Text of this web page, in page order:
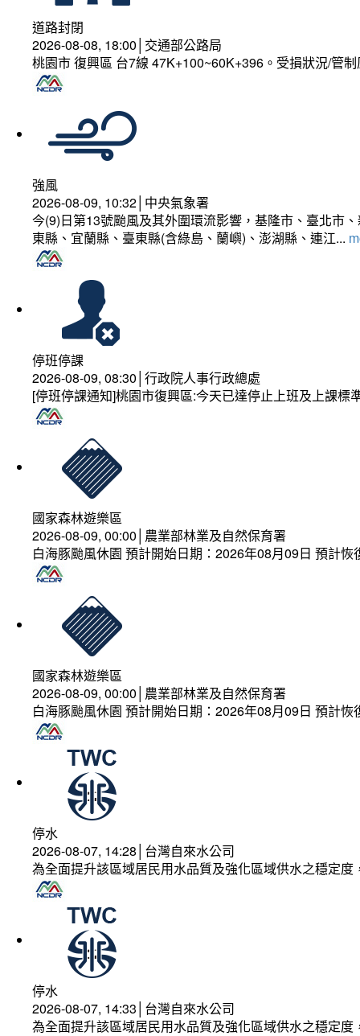
道路封閉
2026-08-08, 18:00│交通部公路局
桃園市 復興區 台7線 47K+100~60K+396。受損狀況/管
強風
2026-08-09, 10:32│中央氣象署
今(9)日第13號颱風及其外圍環流影響，基隆市、臺北市
東縣、宜蘭縣、臺東縣(含綠島、蘭嶼)、澎湖縣、連江...
停班停課
2026-08-09, 08:30│行政院人事行政總處
[停班停課通知]桃園市復興區:今天已達停止上班及上課
國家森林遊樂區
2026-08-09, 00:00│農業部林業及自然保育署
白海豚颱風休園 預計開始日期：2026年08月09日 預計
國家森林遊樂區
2026-08-09, 00:00│農業部林業及自然保育署
白海豚颱風休園 預計開始日期：2026年08月09日 預計
停水
2026-08-07, 14:28│台灣自來水公司
為全面提升該區域居民用水品質及強化區域供水之穩定
停水
2026-08-07, 14:33│台灣自來水公司
為全面提升該區域居民用水品質及強化區域供水之穩定